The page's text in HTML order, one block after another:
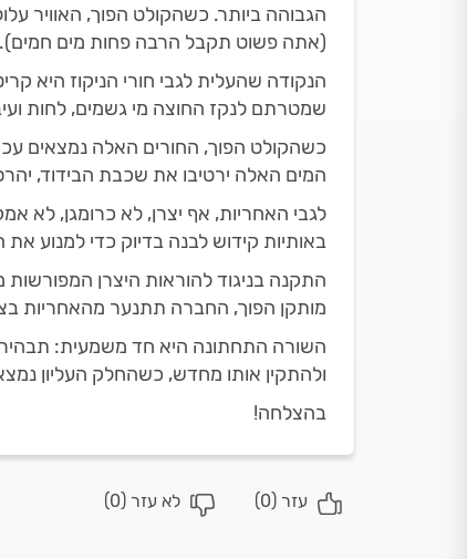
הגבוהה ביותר. כשהקולט הפוך, האוויר
(אתה פשוט תקבל הרבה פחות מים חמים).
הנקודה שהעלית לגבי חורי הניקוז היא
שמטרתם לנקז החוצה מי גשמים, לחות
כשהקולט הפוך, החורים האלה נמצאים
המים האלה ירטיבו את שכבת הבידוד,
לגבי האחריות, אף יצרן, לא כרומגן, לא
באותיות קידוש לבנה בדיוק כדי למנוע את
התקנה בניגוד להוראות היצרן
מותקן הפוך, החברה תתנער מהאחריות
השורה התחתונה היא חד משמעית: תבהיר
ולהתקין אותו מחדש, כשהחלק העליון
בהצלחה!
0
)
0
)